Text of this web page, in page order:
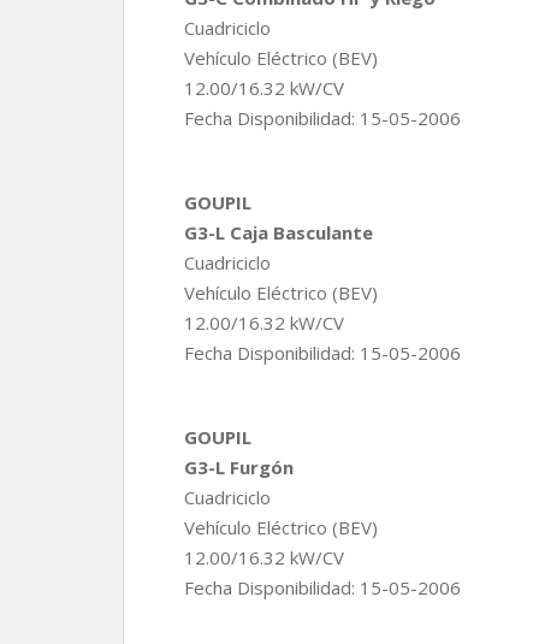
Cuadriciclo
Vehículo Eléctrico (BEV)
12.00/16.32 kW/CV
Fecha Disponibilidad: 15-05-2006
GOUPIL
G3-L Caja Basculante
Cuadriciclo
Vehículo Eléctrico (BEV)
12.00/16.32 kW/CV
Fecha Disponibilidad: 15-05-2006
GOUPIL
G3-L Furgón
Cuadriciclo
Vehículo Eléctrico (BEV)
12.00/16.32 kW/CV
Fecha Disponibilidad: 15-05-2006